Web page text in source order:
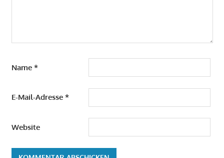
Name *
E-Mail-Adresse *
Website